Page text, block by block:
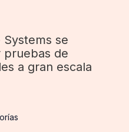
Systems se
pruebas de
a gran escala